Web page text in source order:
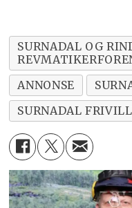
SURNADAL OG
ANNONSE
SURNADAL